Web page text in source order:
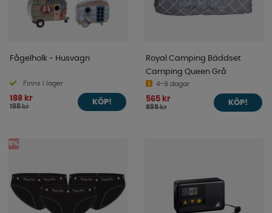
Fågelholk - Husvagn
Finns i lager
188 kr
198 kr
KÖP!
Royal Camping Bäddset
Camping Queen Grå
4-9 dagar
565 kr
595 kr
KÖP!
5%